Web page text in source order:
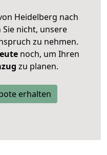
Heidelberg nach
nicht, unsere
zu nehmen.
noch, um Ihren
zu planen.
erhalten